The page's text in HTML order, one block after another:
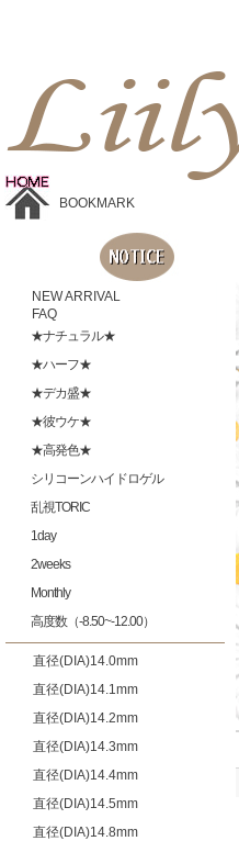
BOOKMARK
NEW ARRIVAL
FAQ
★ナチュラル★
★ハーフ★
★デカ盛★
★彼ウケ★
★高発色★
シリコーンハイドロゲル
乱視TORIC
1day
2weeks
Monthly
高度数（-8.50~-12.00）
直径(DIA)14.0mm
直径(DIA)14.1mm
直径(DIA)14.2mm
直径(DIA)14.3mm
直径(DIA)14.4mm
直径(DIA)14.5mm
直径(DIA)14.8mm